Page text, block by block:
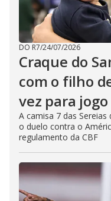
DO R7/24/07/2026
Craque do
com o filho
vez para
A camisa 7 das
o duelo contra o
regulamento da CBF